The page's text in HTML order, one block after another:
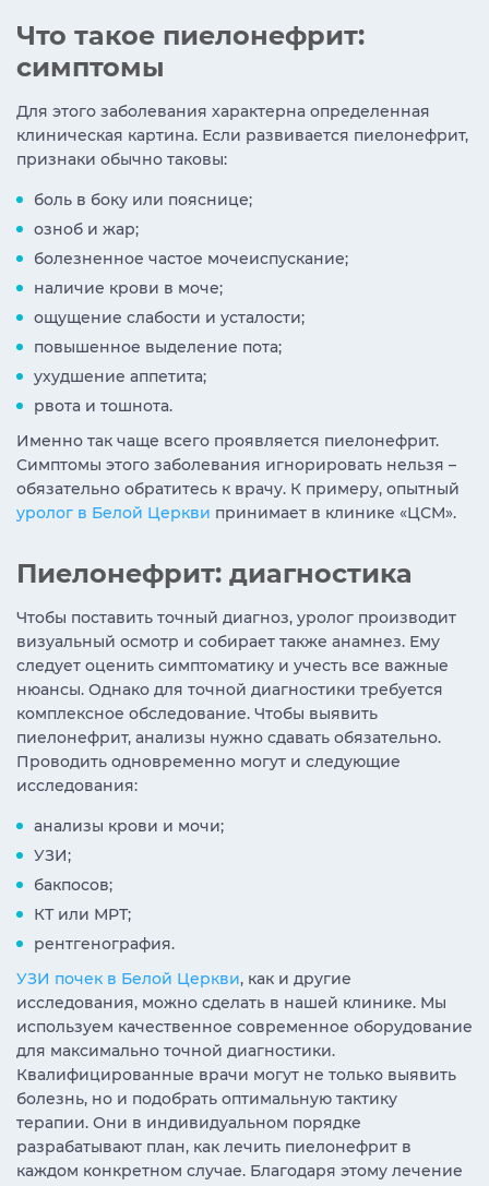
Что такое пиелонефрит:
симптомы
Для этого заболевания характерна определенная
клиническая картина. Если развивается пиелонефрит,
признаки обычно таковы:
боль в боку или пояснице;
озноб и жар;
болезненное частое мочеиспускание;
наличие крови в моче;
ощущение слабости и усталости;
повышенное выделение пота;
ухудшение аппетита;
рвота и тошнота.
Именно так чаще всего проявляется пиелонефрит.
Симптомы этого заболевания игнорировать нельзя –
обязательно обратитесь к врачу. К примеру, опытный
уролог в Белой Церкви принимает в клинике «ЦСМ».
Пиелонефрит: диагностика
Чтобы поставить точный диагноз, уролог производит
визуальный осмотр и собирает также анамнез. Ему
следует оценить симптоматику и учесть все важные
нюансы. Однако для точной диагностики требуется
комплексное обследование. Чтобы выявить
пиелонефрит, анализы нужно сдавать обязательно.
Проводить одновременно могут и следующие
исследования:
анализы крови и мочи;
УЗИ;
бакпосов;
КТ или МРТ;
рентгенография.
УЗИ почек в Белой Церкви, как и другие
исследования, можно сделать в нашей клинике. Мы
используем качественное современное оборудование
для максимально точной диагностики.
Квалифицированные врачи могут не только выявить
болезнь, но и подобрать оптимальную тактику
терапии. Они в индивидуальном порядке
разрабатывают план, как лечить пиелонефрит в
каждом конкретном случае. Благодаря этому лечение